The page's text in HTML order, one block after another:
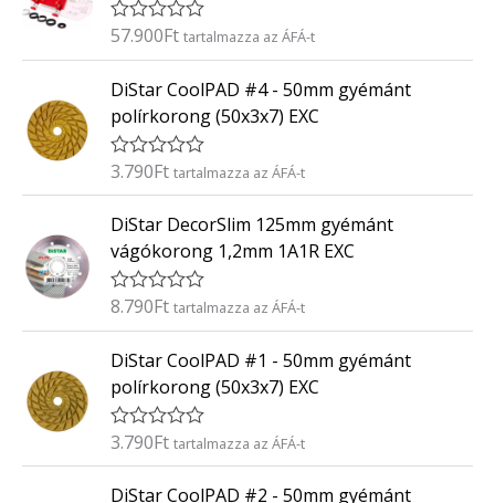
É
é
e
l
é
s
:
/
5
57.900Ft tartalmazza az ÁFÁ-t
DiStar CoolPAD #4 - 50mm gyémánt
polírkorong (50x3x7) EXC
É
é
e
l
s
:
/
5
3.790Ft tartalmazza az ÁFÁ-t
DiStar DecorSlim 125mm gyémánt
vágókorong 1,2mm 1A1R EXC
É
é
e
l
é
s
:
8.790Ft tartalmazza az ÁFÁ-t
DiStar CoolPAD #1 - 50mm gyémánt
polírkorong (50x3x7) EXC
É
é
3.790Ft tartalmazza az ÁFÁ-t
DiStar CoolPAD #2 - 50mm gyémánt